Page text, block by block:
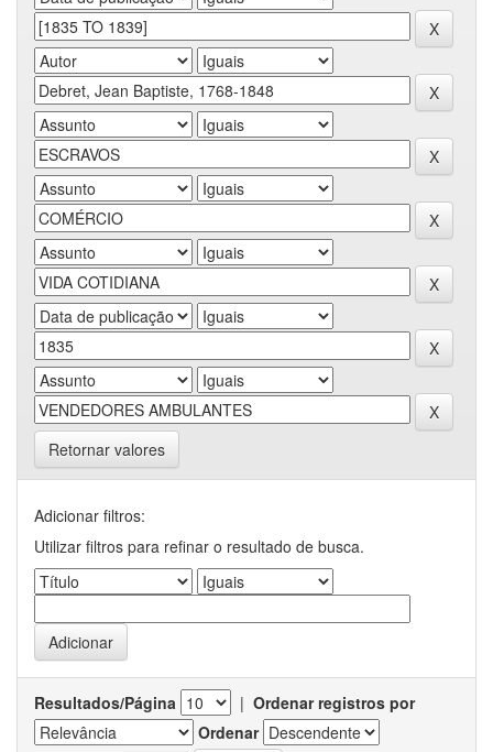
Retornar valores
Adicionar filtros:
Utilizar filtros para refinar o resultado de busca.
Resultados/Página | Ordenar registros por
Ordenar